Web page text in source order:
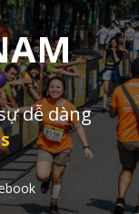
dễ dàng